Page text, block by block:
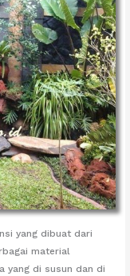
yang dibuat dari
material
yang di susun dan di